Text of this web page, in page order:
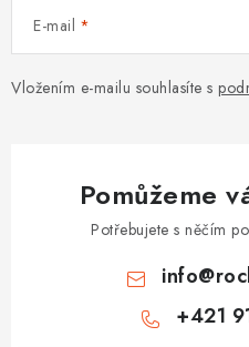
E-mail
Vložením e-mailu souhlasíte s
Pomůžeme
Potřebujete s něčím
info@
+421